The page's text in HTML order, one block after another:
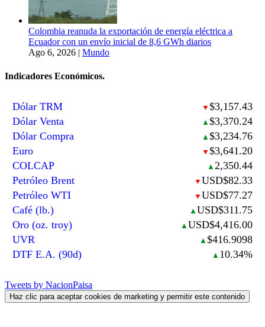
Colombia reanuda la exportación de energía eléctrica a
Ecuador con un envío inicial de 8,6 GWh diarios
Ago 6, 2026 | Mundo
Indicadores Económicos.
Dólar TRM ▼ $3,157.43
Dólar Venta
▲ $3,370.24
Dólar Compra
▲ $3,234.76
Euro
▼ $3,641.20
COLCAP
▲ 2,350.44
Petróleo Brent
▼ USD$82.33
Petróleo WTI
▼ USD$77.27
Café (lb.)
▲ USD$311.75
Oro (oz. troy)
▲ USD$4,416.00
UVR
▲ $416.9098
DTF E.A. (90d)
▲ 10.34%
Tweets by NacionPaisa
Haz clic para aceptar cookies de marketing y permitir este contenido